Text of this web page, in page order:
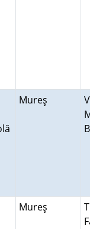
Mureş
Mureş